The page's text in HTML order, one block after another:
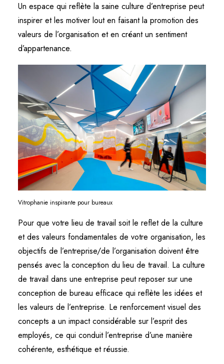
Un espace qui reflète la saine culture d’entreprise peut
inspirer et les motiver lout en faisant la promotion des
valeurs de l’organisation et en créant un sentiment
d’appartenance.
Vitrophanie inspirante pour bureaux
Pour que votre lieu de travail soit le reflet de la culture
et des valeurs fondamentales de votre organisation, les
objectifs de l’entreprise/de l’organisation doivent être
pensés avec la conception du lieu de travail. La culture
de travail dans une entreprise peut reposer sur une
conception de bureau efficace qui reflète les idées et
les valeurs de l’entreprise. Le renforcement visuel des
concepts a un impact considérable sur l’esprit des
employés, ce qui conduit l’entreprise d’une manière
cohérente, esthétique et réussie.